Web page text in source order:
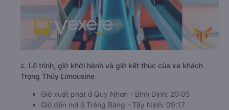
c. Lộ trình, giờ khởi hành và giờ kết thúc của xe khách
Trọng Thủy Limousine
Giờ xuất phát ở Quy Nhơn - Bình Định: 20:05
Giờ đến nơi ở Trảng Bàng - Tây Ninh: 09:17